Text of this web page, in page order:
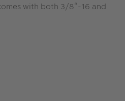
with both 3/8“-16 and